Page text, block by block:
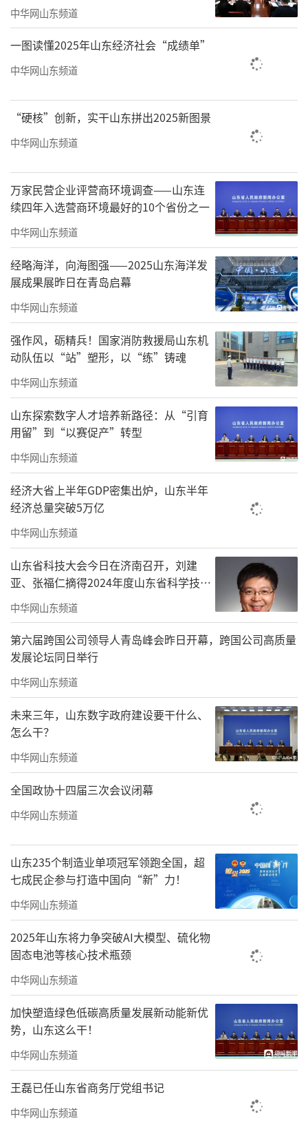
司党委书记、董事长欧传杰回顾了企业从燕儿
岛搬迁至海西湾20年来的跨越式发展，依托海
西湾得天独厚的产业集群优势，北海造船实现
了从“能造大船”到“造好船、造新船”的蝶
变；纳真科技公司执行董事、首席财务官王惠
分享了她带领企业跻身光通讯领域国际前列的
故事，未来企业将继续扎根西海岸、深耕西海
岸、赋能西海岸，以光通信技术助力AI算力网络
建设；德枫丹（青岛）公司总经理富兰克·杜
亚用“精密”二字概括了企业在新区扎根十余
年的故事，他表示在新区获得的不仅是发展的
空间，更有面向未来的底气；时代楷模“连钢
创新团队”核心成员李波表示新区以先行先试
的创新基因、一流的营商环境、精准高效的服
务保障让团队能够心无旁骛搞创新、甩开膀子
攻难关；中科院海洋所研究员、国家级高层次
青年人才张琳琳讲述了自己留学六年归来、选
择西海岸的心路历程，在攻克海洋生物资源利
用的“卡脖子”技术过程中，她表示这离不开
西海岸提供的创新要素、政策支持和产业环
境；影视演员谭凯深情回顾了家乡的发展巨
变，他表示将用好影视平台，讲好新区故事，
让更多人看见新区的活力与魅力。
对话会上，赛轮集团、青岛京东方光电科
技、思锐智能、中科国晟等产业链龙头企业代
表，以及导演郭帆，通过视频讲述了在新区的
亲身感受与未来愿景。
“新区将集成电路产业作为实体经济的主
攻方向，目前已初步形成从设计、材料、设备
到封测的完整产业链生态。作为半导体前道工
艺装备企业，思锐智能深度融入并受益于这一
生态。”青岛思锐智能科技股份有限公司董事
长、总经理聂翔表示。
西海岸不止有硬核产业，更有动人风光、
宜居生活、康养生态。现场围绕“文旅·西海
岸”“宜居·西海岸”“康养·西海岸”三大
主题进行专题推介。其中，“文旅”板块展现
了新区的文化之美、山海之美以及“四张名
片”与青春活力，铺展开一幅“文脉、胜景、
魅力、活力”交织的锦绣画卷；“宜居”板块
中华网山东频道
一图读懂2025年山东经济社会“成绩单”
中华网山东频道
“硬核”创新，实干山东拼出2025新图景
中华网山东频道
万家民营企业评营商环境调查——山东连
续四年入选营商环境最好的10个省份之一
中华网山东频道
经略海洋，向海图强——2025山东海洋发
展成果展昨日在青岛启幕
中华网山东频道
强作风，砺精兵！国家消防救援局山东机
动队伍以“站”塑形，以“练”铸魂
中华网山东频道
山东探索数字人才培养新路径：从“引育
用留”到“以赛促产”转型
中华网山东频道
经济大省上半年GDP密集出炉，山东半年
经济总量突破5万亿
中华网山东频道
山东省科技大会今日在济南召开，刘建
亚、张福仁摘得2024年度山东省科学技术
奖最高奖！
中华网山东频道
第六届跨国公司领导人青岛峰会昨日开幕，跨国公司高质量
发展论坛同日举行
中华网山东频道
未来三年，山东数字政府建设要干什么、
怎么干？
中华网山东频道
全国政协十四届三次会议闭幕
中华网山东频道
山东235个制造业单项冠军领跑全国，超
七成民企参与打造中国向“新”力！
中华网山东频道
2025年山东将力争突破AI大模型、硫化物
固态电池等核心技术瓶颈
中华网山东频道
加快塑造绿色低碳高质量发展新动能新优
势，山东这么干！
中华网山东频道
王磊已任山东省商务厅党组书记
中华网山东频道